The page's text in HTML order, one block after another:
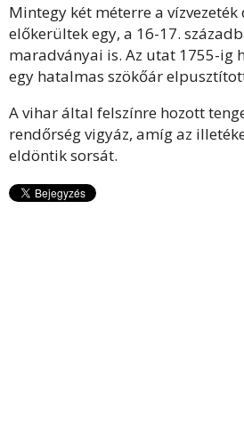
Mintegy két méterre a
előkerültek egy, a 16-17.
maradványai is. Az utat 1755-ig
egy hatalmas szökőár
A vihar által felszínre hozott
rendőrség vigyáz, amíg az
eldöntik sorsát.